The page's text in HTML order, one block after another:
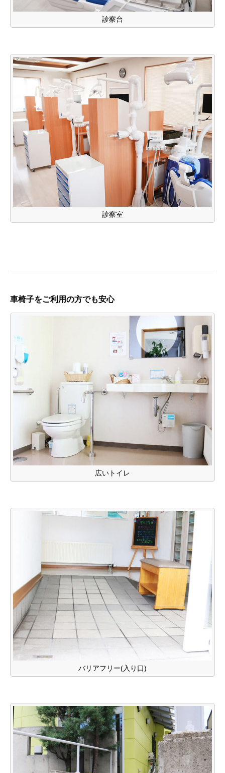
診察台
診察室
車椅子をご利用の方でも安心
広いトイレ
バリアフリー(入り口)